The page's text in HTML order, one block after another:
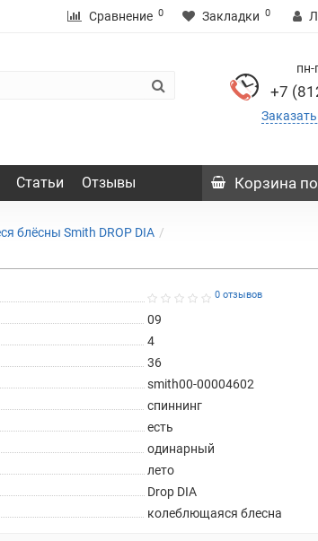
Сравнение 0 Закладки 0
пн-
+7
Статьи Отзывы Корзина
блёсны Smith DROP DIA
0 отзывов
09
4
36
smith00-00004602
спиннинг
есть
одинарный
лето
Drop DIA
колеблющаяся блесна